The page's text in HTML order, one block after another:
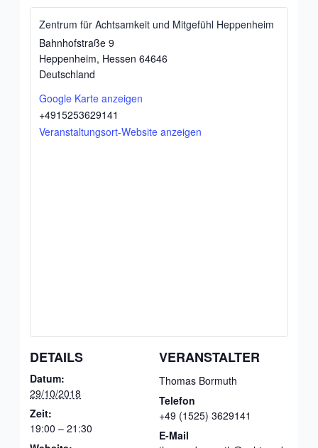
DETAILS
Datum:
29/10/2018
Zeit:
19:00 – 21:30
VERANSTALTER
Thomas Bormuth
Telefon
+49 (1525) 3629141
E-Mail
Zentrum für Achtsamkeit und Mitgefühl Heppenheim
Bahnhofstraße 9
Heppenheim, Hessen 64646
Deutschland
Google Karte anzeigen
+4915253629141
Veranstaltungsort-Website anzeigen